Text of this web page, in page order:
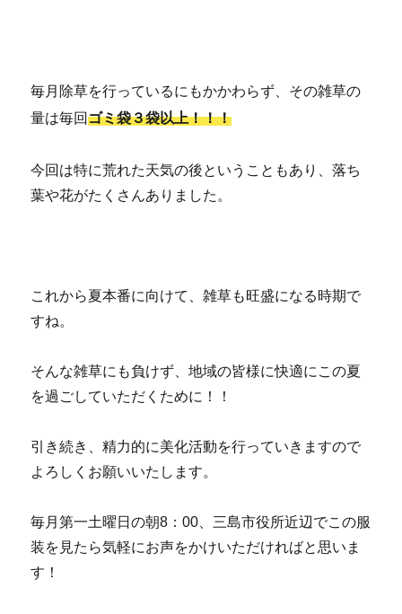
毎月除草を行っているにもかかわらず、その雑草の
量は毎回ゴミ袋３袋以上！！！
今回は特に荒れた天気の後ということもあり、落ち
葉や花がたくさんありました。
これから夏本番に向けて、雑草も旺盛になる時期で
すね。
そんな雑草にも負けず、地域の皆様に快適にこの夏
を過ごしていただくために！！
引き続き、精力的に美化活動を行っていきますので
よろしくお願いいたします。
毎月第一土曜日の朝8：00、三島市役所近辺でこの服
装を見たら気軽にお声をかけいただければと思いま
す！